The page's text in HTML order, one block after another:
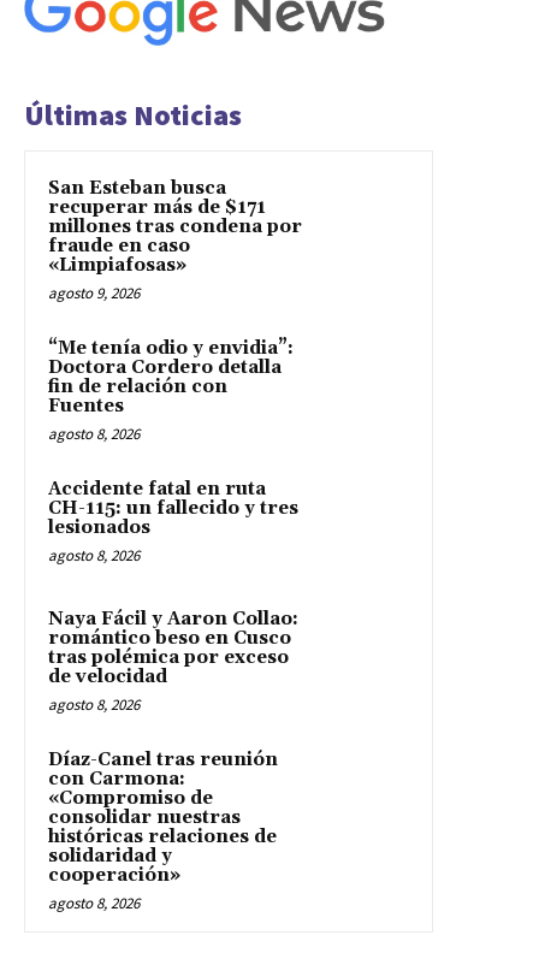
Últimas Noticias
San Esteban busca
recuperar más de $171
millones tras condena por
fraude en caso
«Limpiafosas»
agosto 9, 2026
“Me tenía odio y envidia”:
Doctora Cordero detalla
fin de relación con
Fuentes
agosto 8, 2026
Accidente fatal en ruta
CH-115: un fallecido y tres
lesionados
agosto 8, 2026
Naya Fácil y Aaron Collao:
romántico beso en Cusco
tras polémica por exceso
de velocidad
agosto 8, 2026
Díaz-Canel tras reunión
con Carmona:
«Compromiso de
consolidar nuestras
históricas relaciones de
solidaridad y
cooperación»
agosto 8, 2026